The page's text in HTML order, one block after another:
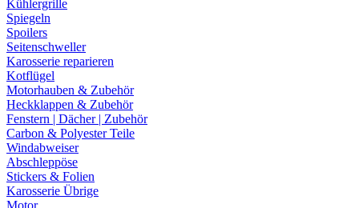
Kühlergrille
Spiegeln
Spoilers
Seitenschweller
Karosserie reparieren
Kotflügel
Motorhauben & Zubehör
Heckklappen & Zubehör
Fenstern | Dächer | Zubehör
Carbon & Polyester Teile
Windabweiser
Abschleppöse
Stickers & Folien
Karosserie Übrige
Motor